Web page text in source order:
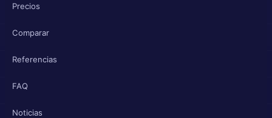
Precios
Comparar
Referencias
FAQ
Noticias